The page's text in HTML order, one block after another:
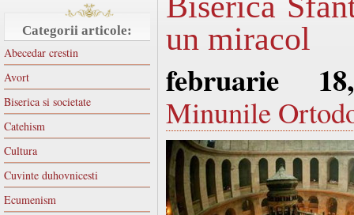
Categorii articole:
Abecedar crestin
Avort
Biserica si societate
Catehism
Cultura
Cuvinte duhovnicesti
Ecumenism
un miracol
februarie
Minunile